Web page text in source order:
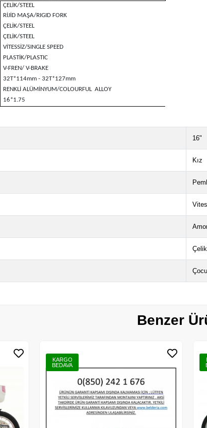
ÇELİK/STEEL
RİJİD MAŞA/RIGID FORK
ÇELİK/STEEL
ÇELİK/STEEL
VİTESSİZ/SINGLE SPEED
PLASTİK/PLASTIC
V-FREN/ V-BRAKE
32T*114mm - 32T*127mm
RENKLİ ALÜMİNYUM/COLOURFUL ALLOY
16*1.75
16"
Kız
Çelik
Benzer
KARGO
BEDAVA